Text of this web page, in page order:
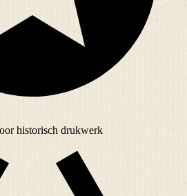
historisch drukwerk